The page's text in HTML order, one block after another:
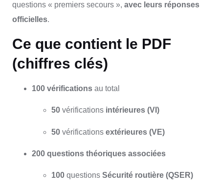
questions « premiers secours », avec leurs réponses
officielles.
Ce que contient le PDF
(chiffres clés)
100 vérifications au total
50 vérifications intérieures (VI)
50 vérifications extérieures (VE)
200 questions théoriques associées
100 questions Sécurité routière (QSER)